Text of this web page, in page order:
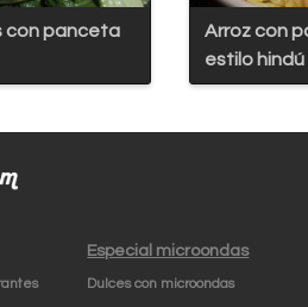
con panceta
Arroz con
estilo hindú
Especial microondas
Dulces con microondas